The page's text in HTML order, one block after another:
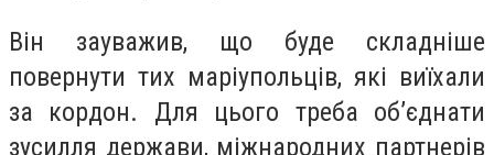
Він зауважив, що буде складніше
повернути тих маріупольців, які виїхали
за кордон. Для цього треба об’єднати
зусилля держави, міжнародних партнерів